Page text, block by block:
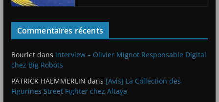
Commentaires récents
Bourletdans Interview – Olivier Mignot Responsable Digital
chez Big Robots
PATRICK HAEMMERLIN dans [Avis] La Collection des
Figurines Street Fighter chez Altaya